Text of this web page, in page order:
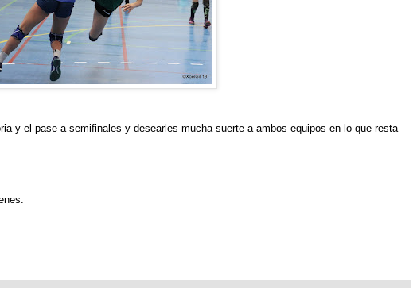
y el pase a semifinales y desearles mucha suerte a ambos equipos en lo que resta